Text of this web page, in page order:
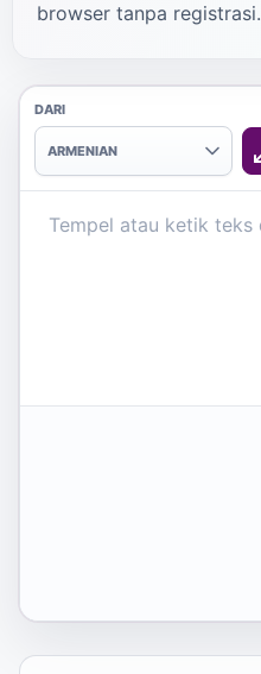
browser tanpa registrasi.
DARI
ARMENIAN